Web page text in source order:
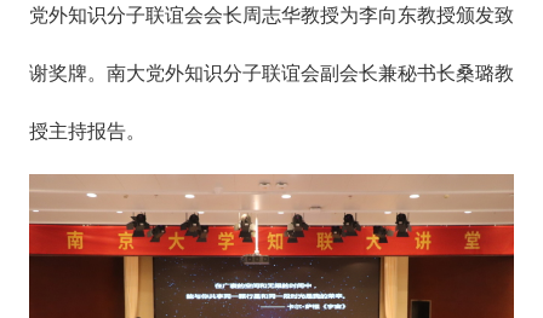
党外知识分子联谊会会长周志华教授为李向东教授颁发致
谢奖牌。南大党外知识分子联谊会副会长兼秘书长桑璐教
授主持报告。